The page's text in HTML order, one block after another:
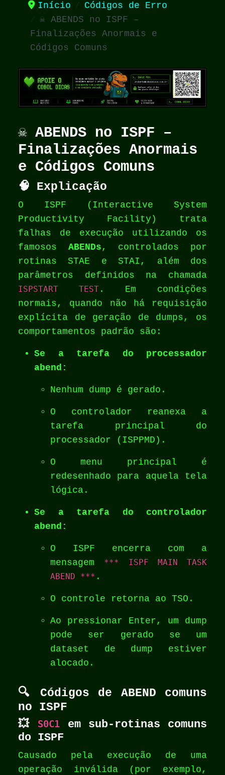
Início
Códigos de Erro
☠️ ABENDS no ISPF –
Finalizações Anormais e
Códigos Comuns
☠️ ABENDS no ISPF –
Finalizações Anormais
e Códigos Comuns
🧠 Explicação
O ISPF (Interactive System
Productivity Facility) trata
falhas de execução utilizando os
famosos ABENDs , controlados por
rotinas STAE e STAI, além dos
parâmetros definidos na chamada
ISPSTART TEST. Em condições
normais, quando não há requisição
explícita de geração de dumps, os
comportamentos padrão são:
Se a tarefa do processador
abend:
Nenhum dump é gerado.
O controlador reanexa a
tarefa principal do
processador (ISPPMD).
O menu principal é
redesenhado para aquela tela
lógica.
Se a tarefa do controlador
abend:
O ISPF encerra com a
mensagem *** ISPF MAIN TASK
ABEND *** .
O controle retorna ao TSO.
Ao pressionar Enter, um dump
pode ser gerado se um
dataset de dump estiver
alocado.
🔍 Códigos de ABEND comuns
no ISPF
💥 S0C1 em sub-rotinas comuns
do ISPF
Causado pela execução de uma
operação inválida (por exemplo,